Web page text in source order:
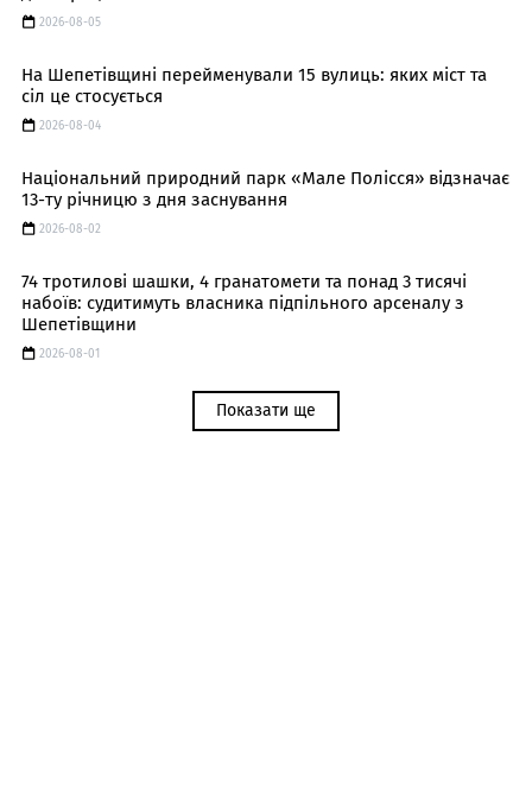
2026-08-05
На Шепетівщині перейменували 15 вулиць: яких міст та
сіл це стосується
2026-08-04
Національний природний парк «Мале Полісся» відзначає
13-ту річницю з дня заснування
2026-08-02
74 тротилові шашки, 4 гранатомети та понад 3 тисячі
набоїв: судитимуть власника підпільного арсеналу з
Шепетівщини
2026-08-01
Показати ще